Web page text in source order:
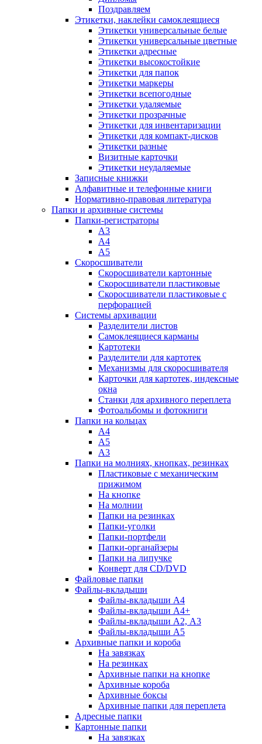
Поздравляем
Этикетки, наклейки самоклеящиеся
Этикетки универсальные белые
Этикетки универсальные цветные
Этикетки адресные
Этикетки высокостойкие
Этикетки для папок
Этикетки маркеры
Этикетки всепогодные
Этикетки удаляемые
Этикетки прозрачные
Этикетки для инвентаризации
Этикетки для компакт-дисков
Этикетки разные
Визитные карточки
Этикетки неудаляемые
Записные книжки
Алфавитные и телефонные книги
Нормативно-правовая литература
Папки и архивные системы
Папки-регистраторы
А3
А4
А5
Скоросшиватели
Скоросшиватели картонные
Скоросшиватели пластиковые
Скоросшиватели пластиковые с
перфорацией
Системы архивации
Разделители листов
Самоклеящиеся карманы
Картотеки
Разделители для картотек
Механизмы для скоросшивателя
Карточки для картотек, индексные
окна
Станки для архивного переплета
Фотоальбомы и фотокниги
Папки на кольцах
А4
А5
А3
Папки на молниях, кнопках, резинках
Пластиковые с механическим
прижимом
На кнопке
На молнии
Папки на резинках
Папки-уголки
Папки-портфели
Папки-органайзеры
Папки на липучке
Конверт для CD/DVD
Файловые папки
Файлы-вкладыши
Файлы-вкладыши А4
Файлы-вкладыши А4+
Файлы-вкладыши А2, А3
Файлы-вкладыши А5
Архивные папки и короба
На завязках
На резинках
Архивные папки на кнопке
Архивные короба
Архивные боксы
Архивные папки для переплета
Адресные папки
Картонные папки
На завязках